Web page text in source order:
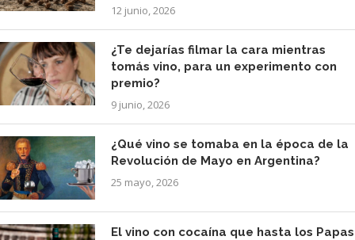
12 junio, 2026
¿Te dejarías filmar la cara mientras
tomás vino, para un experimento con
premio?
9 junio, 2026
¿Qué vino se tomaba en la época de la
Revolución de Mayo en Argentina?
25 mayo, 2026
El vino con cocaína que hasta los Papas